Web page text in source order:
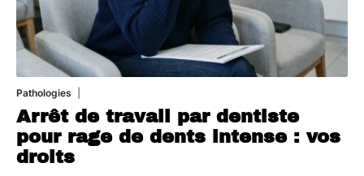
Pathologies
Arrêt de travail par dentiste
pour rage de dents intense : vos
droits